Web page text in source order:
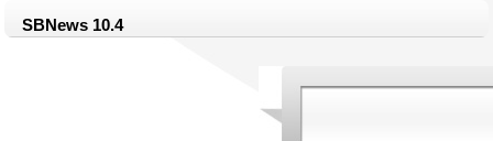
SBNews 10.4